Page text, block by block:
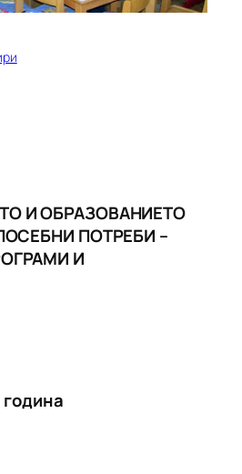
И ОБРАЗОВАНИЕТО
ПОТРЕБИ –
И
година